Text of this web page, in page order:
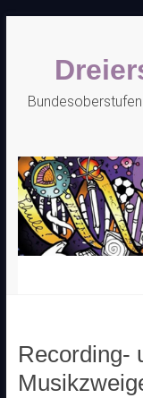
springen
Recording-